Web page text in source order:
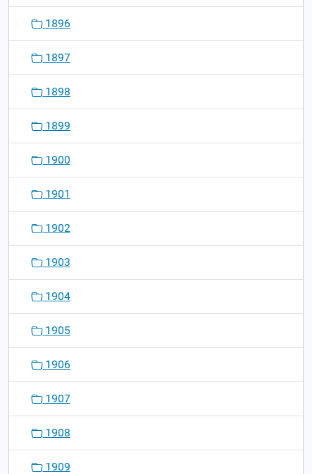
1896
1897
1898
1899
1900
1901
1902
1903
1904
1905
1906
1907
1908
1909